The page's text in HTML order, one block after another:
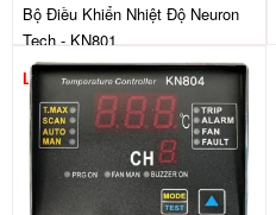
Bộ Điều Khiển Nhiệt Độ Neuron
Tech - KN801
Liên hệ